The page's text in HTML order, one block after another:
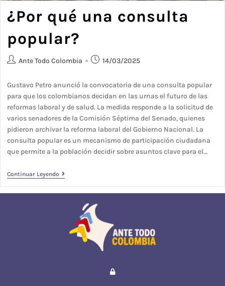
¿Por qué una consulta
popular?
Ante Todo Colombia 14/03/2025
Gustavo Petro anunció la convocatoria de una consulta popular
para que los colombianos decidan en las urnas el futuro de las
reformas laboral y de salud. La medida responde a la solicitud de
varios senadores de la Comisión Séptima del Senado, quienes
pidieron archivar la reforma laboral del Gobierno Nacional. La
consulta popular es un mecanismo de participación ciudadana
que permite a la población decidir sobre asuntos clave para el…
Continuar Leyendo